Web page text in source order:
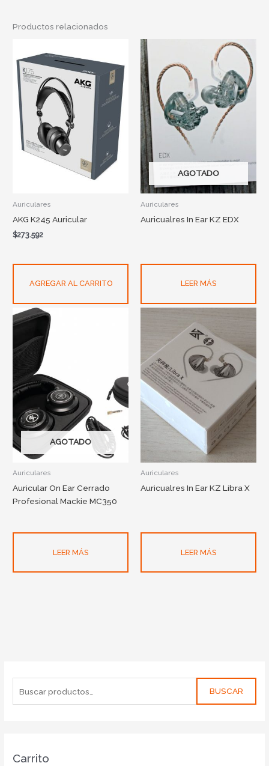
BUSCAR
Carrito
Productos relacionados
Auriculares
AKG K245 Auricular
$273.592
AGREGAR AL CARRITO
AGOTADO
Auriculares
Auricualres In Ear KZ EDX
LEER MÁS
AGOTADO
Auriculares
Auricular On Ear Cerrado
Profesional Mackie MC350
LEER MÁS
Auriculares
Auricualres In Ear KZ Libra X
LEER MÁS